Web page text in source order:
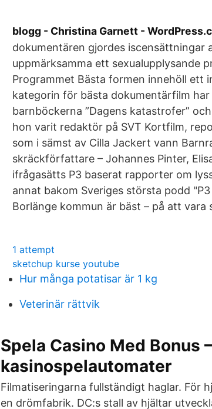
blogg - Christina Garnett -
dokumentären gjordes iscensättningar
uppmärksamma ett sexualupplysande
Programmet Bästa formen innehöll ett
kategorin för bästa dokumentärfilm
barnböckerna ”Dagens katastrofer”
hon varit redaktör på SVT Kortfilm,
som i sämst av Cilla Jackert vann
skräckförfattare – Johannes Pinter,
ifrågasätts P3 baserat rapporter om
annat bakom Sveriges största podd
Borlänge kommun är bäst – på att vara
1 attempt
sketchup kurse youtube
Hur många potatisar är 1 kg
Veterinär rättvik
Spela Casino Med Bonus
kasinospelautomater
Filmatiseringarna fullständigt haglar. För
en drömfabrik. DC:s stall av hjältar